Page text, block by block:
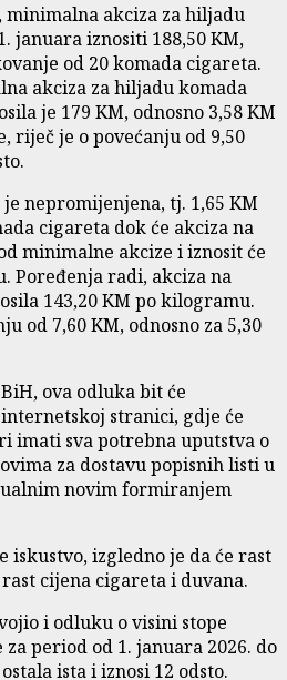
minimalna akciza za hiljadu
januara iznositi 188,50 KM,
od 20 komada cigareta.
akciza za hiljadu komada
je 179 KM, odnosno 3,58 KM
riječ je o povećanju od 9,50
nepromijenjena, tj. 1,65 KM
cigareta dok će akciza na
minimalne akcize i iznosit će
Poređenja radi, akciza na
143,20 KM po kilogramu.
od 7,60 KM, odnosno za 5,30
ova odluka bit će
stranici, gdje će
imati sva potrebna uputstva o
za dostavu popisnih listi u
novim formiranjem
iskustvo, izgledno je da će rast
cijena cigareta i duvana.
i odluku o visini stope
period od 1. januara 2026. do
ista i iznosi 12 odsto.